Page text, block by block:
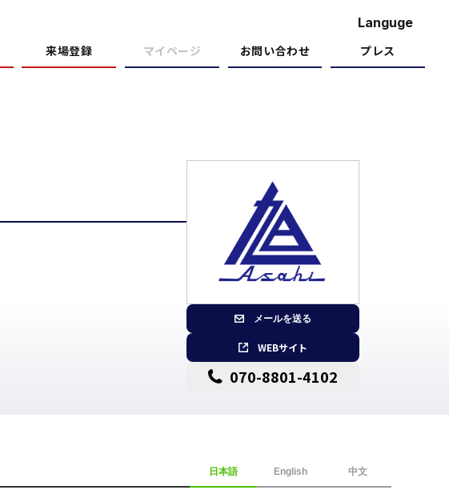
Languge
来場登録 マイページ お問い合わせ プレス
メールを送る
WEBサイト
070-8801-4102
日本語 English 中文